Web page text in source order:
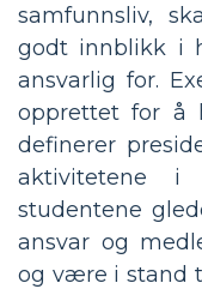
samfunnsliv,
godt innblikk i
ansvarlig for.
opprettet for å
definerer
aktivitetene i
studentene
ansvar og
og være i stand